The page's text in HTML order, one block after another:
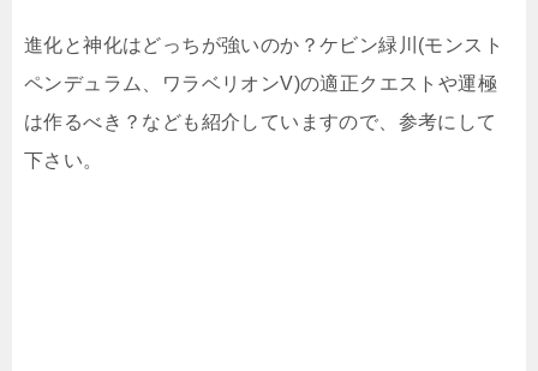
進化と神化はどっちが強いのか？ケビン緑川(モンスト
ペンデュラム、ワラベリオンV)の適正クエストや運極
は作るべき？なども紹介していますので、参考にして
下さい。